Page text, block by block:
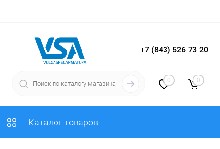
Вход Регистрация
+7 (843) 526-73-20
0 0
Каталог товаров